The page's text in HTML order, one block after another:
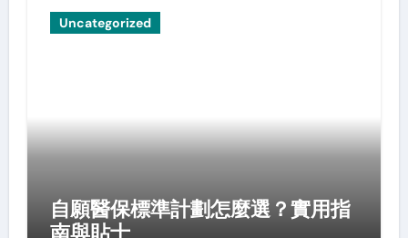
Uncategorized
自願醫保標準計劃怎麼選？實用指
南與貼士